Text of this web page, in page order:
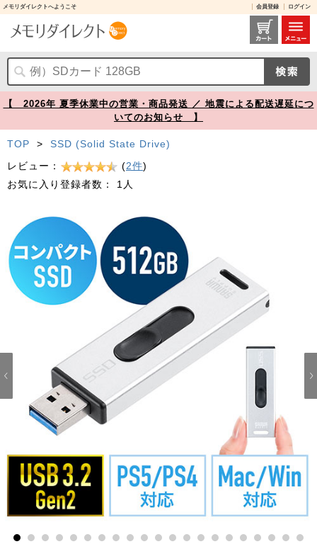
メモリダイレクトへようこそ 会員登録 ログイン
スティック型SSD 512GB USB3.2 Gen2 USB A スライド式コネクタ シルバー テレビ録画 ゲーム機 PS5/PS4対応【メモリダイレクト】
【 2026年 夏季休業中の営業・商品発送 ／ 地震による配送遅延につ
いてのお知らせ 】
TOP >
SSD (Solid State Drive)
レビュー：
(2件)
お気に入り登録者数：
1人
10 11 12 13 14 15 16 17 18 19 20